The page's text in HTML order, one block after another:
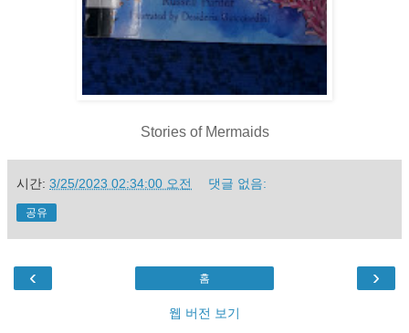
Stories of Mermaids
시간: 3/25/2023 02:34:00 오전 댓글 없음:
공유
‹ ›
홈
웹 버전 보기